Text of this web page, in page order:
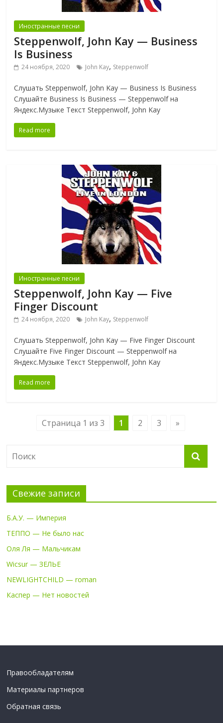
Иностранные песни
Steppenwolf, John Kay — Business
Is Business
24 ноября, 2020 John Kay, Steppenwolf
Слушать Steppenwolf, John Kay — Business Is Business
Слушайте Business Is Business — Steppenwolf на
Яндекс.Музыке Текст Steppenwolf, John Kay
Read more
Иностранные песни
Steppenwolf, John Kay — Five
Finger Discount
24 ноября, 2020 John Kay, Steppenwolf
Слушать Steppenwolf, John Kay — Five Finger Discount
Слушайте Five Finger Discount — Steppenwolf на
Яндекс.Музыке Текст Steppenwolf, John Kay
Read more
Страница 1 из 3 1 2 3 »
Свежие записи
Б.А.У. — Империя
ТЕППО — Не было нас
Оля Ля — Мальчикам
Wicsur — ЗЕЛЬЕ
NEWLIGHTCHILD — roman
Каспер — Нет новостей
Правообладателям
Материалы партнеров
Обратная связь